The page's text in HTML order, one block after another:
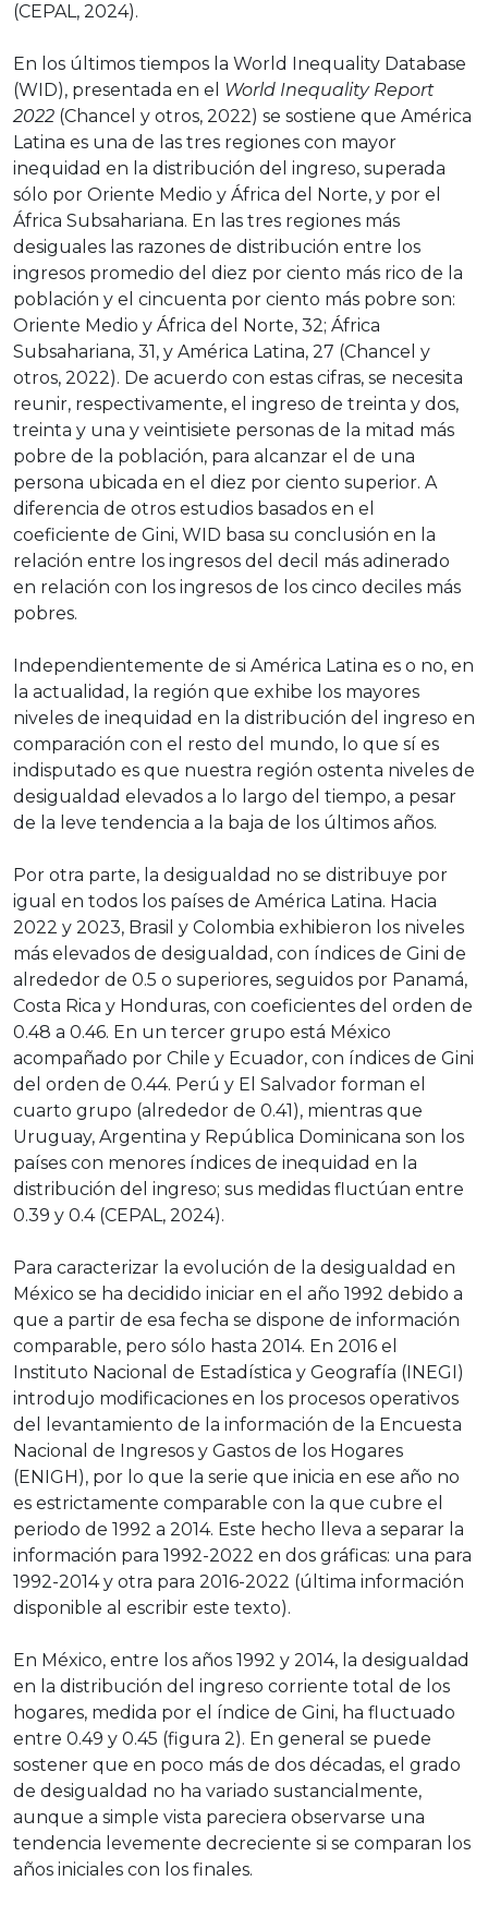
(CEPAL, 2024).
En los últimos tiempos la World Inequality Database
(WID), presentada en el World Inequality Report
2022 (Chancel y otros, 2022) se sostiene que América
Latina es una de las tres regiones con mayor
inequidad en la distribución del ingreso, superada
sólo por Oriente Medio y África del Norte, y por el
África Subsahariana. En las tres regiones más
desiguales las razones de distribución entre los
ingresos promedio del diez por ciento más rico de la
población y el cincuenta por ciento más pobre son:
Oriente Medio y África del Norte, 32; África
Subsahariana, 31, y América Latina, 27 (Chancel y
otros, 2022). De acuerdo con estas cifras, se necesita
reunir, respectivamente, el ingreso de treinta y dos,
treinta y una y veintisiete personas de la mitad más
pobre de la población, para alcanzar el de una
persona ubicada en el diez por ciento superior. A
diferencia de otros estudios basados en el
coeficiente de Gini, WID basa su conclusión en la
relación entre los ingresos del decil más adinerado
en relación con los ingresos de los cinco deciles más
pobres.
Independientemente de si América Latina es o no, en
la actualidad, la región que exhibe los mayores
niveles de inequidad en la distribución del ingreso en
comparación con el resto del mundo, lo que sí es
indisputado es que nuestra región ostenta niveles de
desigualdad elevados a lo largo del tiempo, a pesar
de la leve tendencia a la baja de los últimos años.
Por otra parte, la desigualdad no se distribuye por
igual en todos los países de América Latina. Hacia
2022 y 2023, Brasil y Colombia exhibieron los niveles
más elevados de desigualdad, con índices de Gini de
alrededor de 0.5 o superiores, seguidos por Panamá,
Costa Rica y Honduras, con coeficientes del orden de
0.48 a 0.46. En un tercer grupo está México
acompañado por Chile y Ecuador, con índices de Gini
del orden de 0.44. Perú y El Salvador forman el
cuarto grupo (alrededor de 0.41), mientras que
Uruguay, Argentina y República Dominicana son los
países con menores índices de inequidad en la
distribución del ingreso; sus medidas fluctúan entre
0.39 y 0.4 (CEPAL, 2024).
Para caracterizar la evolución de la desigualdad en
México se ha decidido iniciar en el año 1992 debido a
que a partir de esa fecha se dispone de información
comparable, pero sólo hasta 2014. En 2016 el
Instituto Nacional de Estadística y Geografía (INEGI)
introdujo modificaciones en los procesos operativos
del levantamiento de la información de la Encuesta
Nacional de Ingresos y Gastos de los Hogares
(ENIGH), por lo que la serie que inicia en ese año no
es estrictamente comparable con la que cubre el
periodo de 1992 a 2014. Este hecho lleva a separar la
información para 1992-2022 en dos gráficas: una para
1992-2014 y otra para 2016-2022 (última información
disponible al escribir este texto).
En México, entre los años 1992 y 2014, la desigualdad
en la distribución del ingreso corriente total de los
hogares, medida por el índice de Gini, ha fluctuado
entre 0.49 y 0.45 (figura 2). En general se puede
sostener que en poco más de dos décadas, el grado
de desigualdad no ha variado sustancialmente,
aunque a simple vista pareciera observarse una
tendencia levemente decreciente si se comparan los
años iniciales con los finales.